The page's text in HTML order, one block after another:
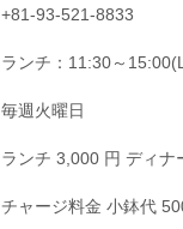
+81-93-521-8833
ランチ：11:30～
毎週火曜日
ランチ 3,000 円 ディナ
チャージ料金 小鉢代